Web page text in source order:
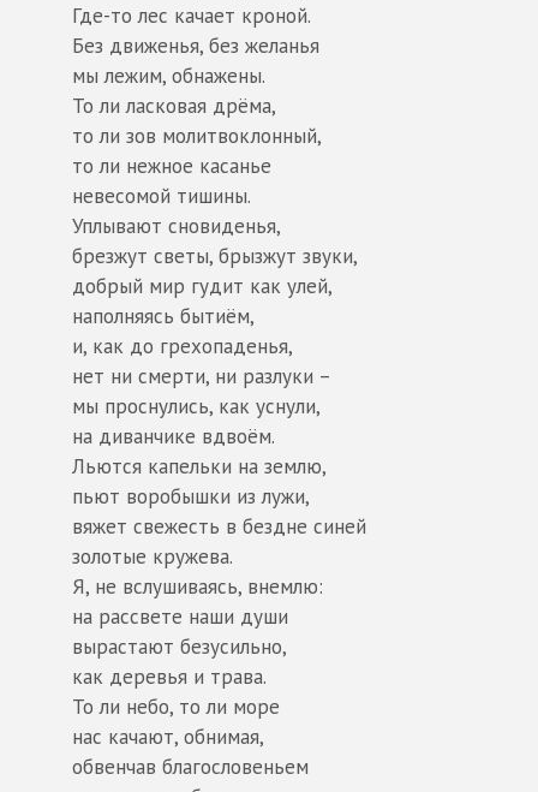
Где-то лес качает кроной.
Без движенья, без желанья
мы лежим, обнажены.
То ли ласковая дрёма,
то ли зов молитвоклонный,
то ли нежное касанье
невесомой тишины.
Уплывают сновиденья,
брезжут светы, брызжут звуки,
добрый мир гудит как улей,
наполняясь бытиём,
и, как до грехопаденья,
нет ни смерти, ни разлуки –
мы проснулись, как уснули,
на диванчике вдвоём.
Льются капельки на землю,
пьют воробышки из лужи,
вяжет свежесть в бездне синей
золотые кружева.
Я, не вслушиваясь, внемлю:
на рассвете наши души
вырастают безусильно,
как деревья и трава.
То ли небо, то ли море
нас качают, обнимая,
обвенчав благословеньем